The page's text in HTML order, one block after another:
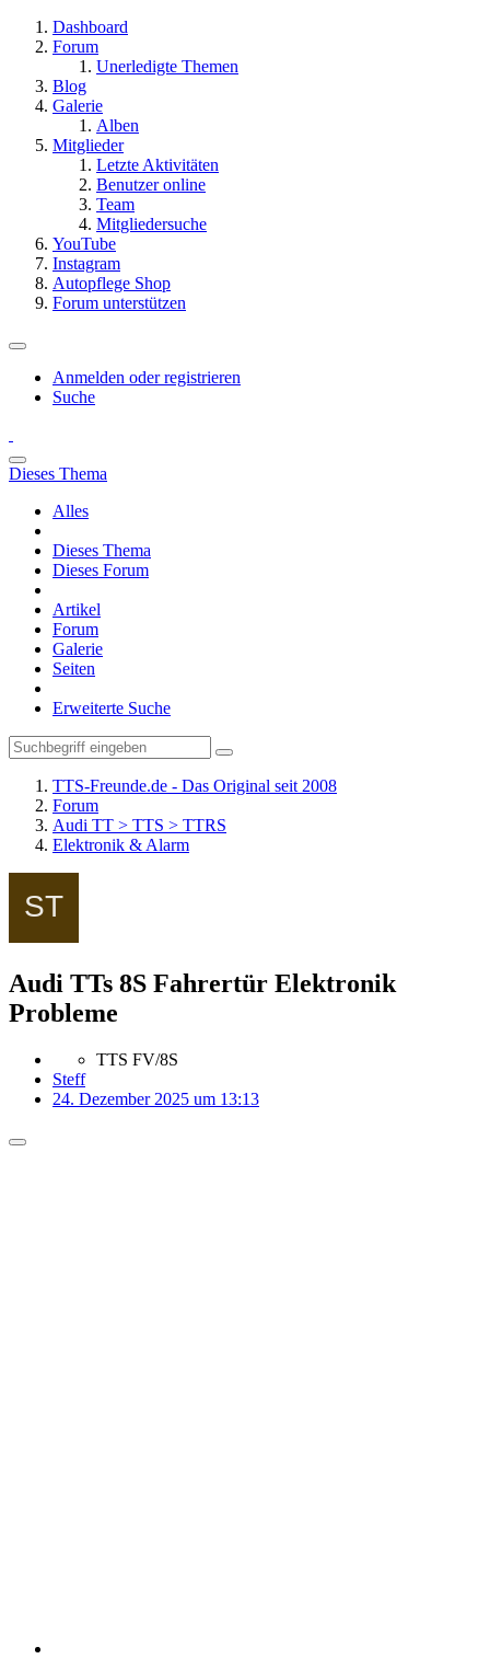
Dashboard
Forum
Unerledigte Themen
Blog
Galerie
Alben
Mitglieder
Letzte Aktivitäten
Benutzer online
Team
Mitgliedersuche
YouTube
Instagram
Autopflege Shop
Forum unterstützen
Anmelden oder registrieren
Suche
Dieses Thema
Alles
Dieses Thema
Dieses Forum
Artikel
Forum
Galerie
Seiten
Erweiterte Suche
TTS-Freunde.de - Das Original seit 2008
Forum
Audi TT > TTS > TTRS
Elektronik & Alarm
Audi TTs 8S Fahrertür Elektronik
Probleme
TTS FV/8S
Steff
24. Dezember 2025 um 13:13